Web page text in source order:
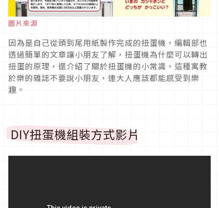
圖片來源
因為是自己從頭到尾用紙製作完成的扭蛋機，編輯部也
透過簡單的文章讓小朋友了解，扭蛋機為什麼可以轉出
扭蛋的原理，還介紹了關於扭蛋機的小常識，這種寓教
於樂的雜誌不要說小朋友，連大人應該都能感受到樂
趣。
DIY扭蛋機組裝方式影片